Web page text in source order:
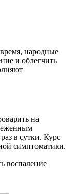
народные
и облегчить
на
в сутки. Курс
симптоматики.
воспаление